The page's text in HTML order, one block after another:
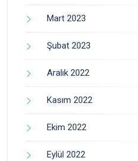
Mart 2023
Şubat 2023
Aralık 2022
Kasım 2022
Ekim 2022
Eylül 2022